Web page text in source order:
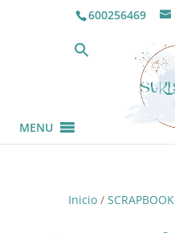
600256469
MENU
Inicio/